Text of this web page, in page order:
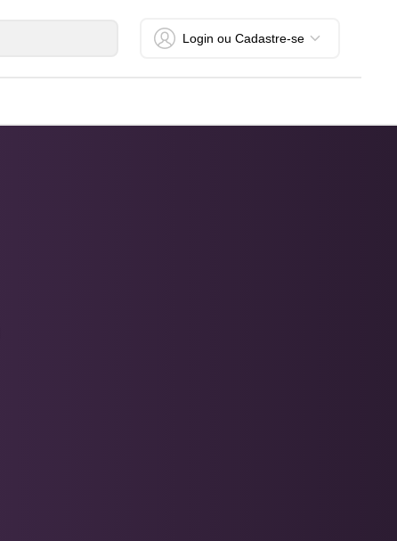
Login ou Cadastre-se